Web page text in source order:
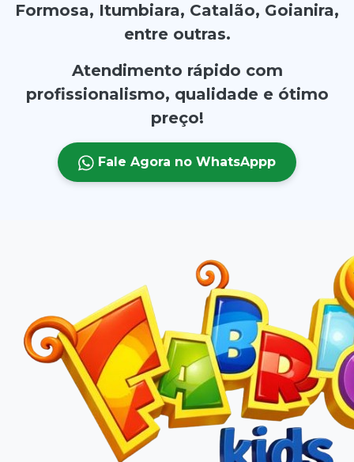
Formosa, Itumbiara, Catalão, Goianira,
entre outras.
Atendimento rápido com
profissionalismo, qualidade e ótimo
preço!
Fale Agora no WhatsAppp